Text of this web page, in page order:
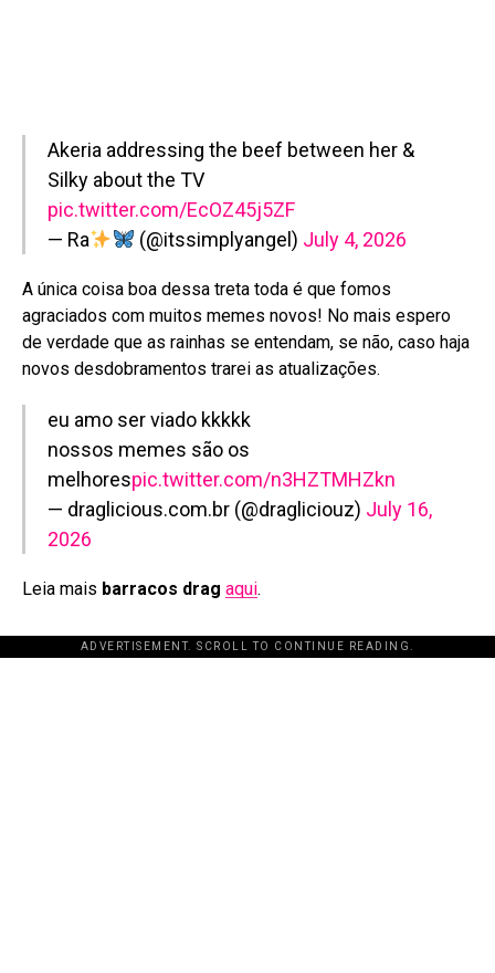
Akeria addressing the beef between her &
Silky about the TV
pic.twitter.com/EcOZ45j5ZF
— Ra
(@itssimplyangel) July 4, 2026
A única coisa boa dessa treta toda é que fomos
agraciados com muitos memes novos! No mais espero
de verdade que as rainhas se entendam, se não, caso haja
novos desdobramentos trarei as atualizações.
eu amo ser viado kkkkk
nossos memes são os
melhorespic.twitter.com/n3HZTMHZkn
— draglicious.com.br (@dragliciouz) July 16,
2026
Leia mais barracos drag aqui.
ADVERTISEMENT. SCROLL TO CONTINUE READING.